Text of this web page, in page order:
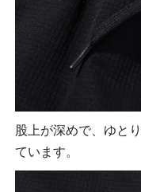
股上が深めで、ゆと
ています。